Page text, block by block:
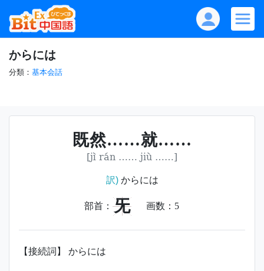
からには
分類： 基本会話
既然……就……
[jì rán …… jiù ……]
訳)からには
部首： 旡 画数： 5
【接続詞】 からには